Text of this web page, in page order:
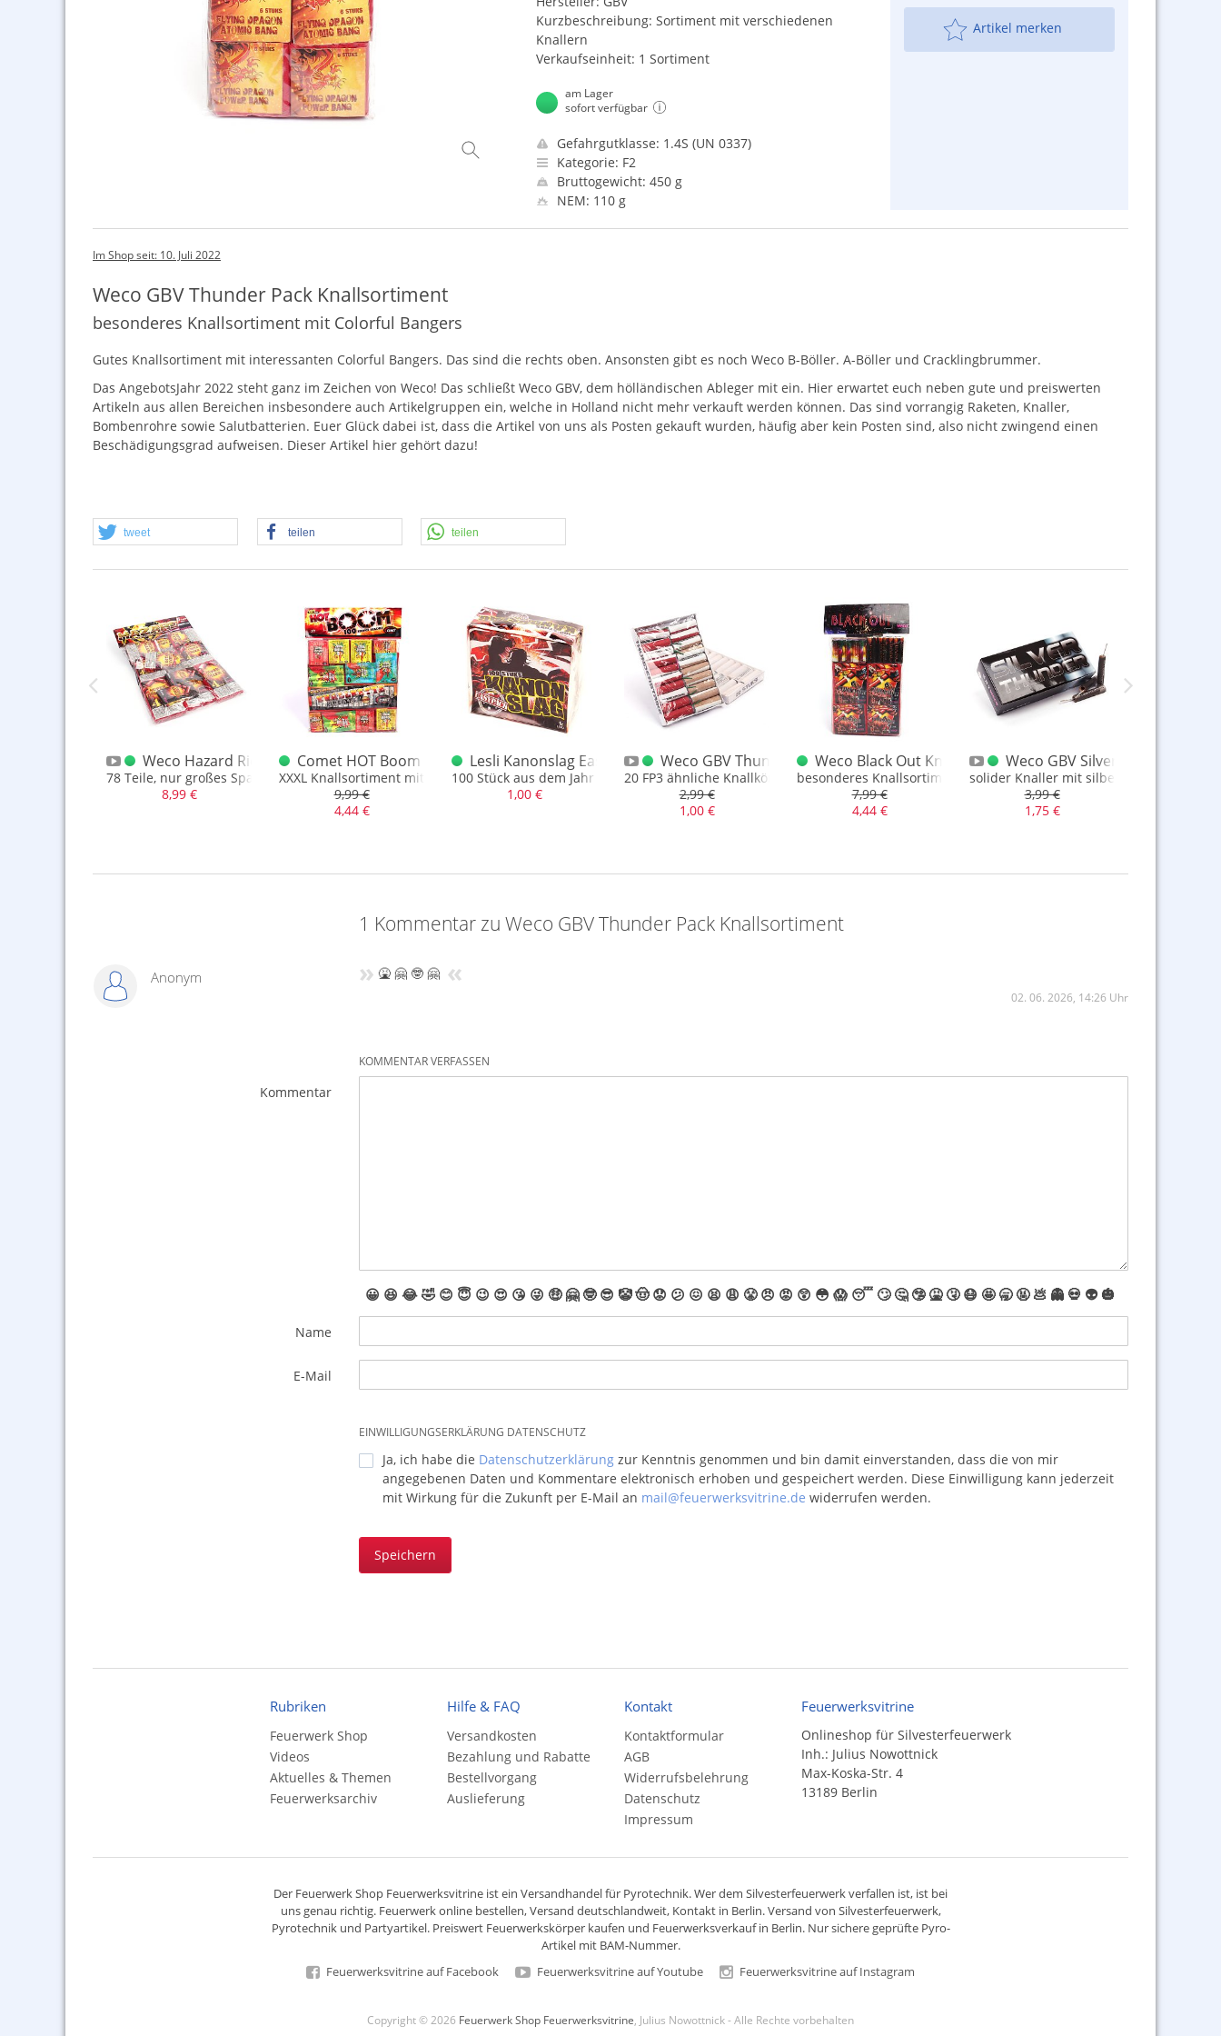
Kurzbeschreibung: Sortiment mit verschiedenen
Knallern
Verkaufseinheit: 1 Sortiment
am Lager
sofort verfügbar
Gefahrgutklasse: 1.4S (UN 0337)
Kategorie: F2
Bruttogewicht: 450 g
NEM: 110 g
Artikel merken
Im Shop seit: 10. Juli 2022
Weco GBV Thunder Pack Knallsortiment
besonderes Knallsortiment mit Colorful Bangers
Gutes Knallsortiment mit interessanten Colorful Bangers. Das sind die rechts oben. Ansonsten gibt es noch Weco B-Böller. A-Böller und Cracklingbrummer.
Das AngebotsJahr 2022 steht ganz im Zeichen von Weco! Das schließt Weco GBV, dem hölländischen Ableger mit ein. Hier erwartet euch neben gute und preiswerten
Artikeln aus allen Bereichen insbesondere auch Artikelgruppen ein, welche in Holland nicht mehr verkauft werden können. Das sind vorrangig Raketen, Knaller,
Bombenrohre sowie Salutbatterien. Euer Glück dabei ist, dass die Artikel von uns als Posten gekauft wurden, häufig aber kein Posten sind, also nicht zwingend einen
Beschädigungsgrad aufweisen. Dieser Artikel hier gehört dazu!
tweet teilen teilen
China Böller B
Black Hawk Thunder
Knaller in einer China Böller B Größe
Weco Hazard Riesen Knallsortiment
78 Teile, nur großes Spaß!
8,99 €
Comet HOT Boom Riesen Knallsortiment
XXXL Knallsortiment mit 100 Teilen und einer Knallkette
9,99 €
4,44 €
Lesli Kanonslag Easy Pack 100
100 Stück aus dem Jahr 2018
1,00 €
Weco GBV Thunder Strike
20 FP3 ähnliche Knallkörper, völlig Legal, kein Polenböller
2,99 €
1,00 €
Weco Black Out Knallsortiment
besonderes Knallsortiment mit dem alten Corsair Piraten
7,99 €
4,44 €
Weco GBV Silver Thunder
solider Knaller mit silberner Effektlunte
3,99 €
1,75 €
1 Kommentar zu Weco GBV Thunder Pack Knallsortiment
Anonym » 🤮 🤗 🤓 🤗 «
02. 06. 2026, 14:26 Uhr
KOMMENTAR VERFASSEN
Kommentar
😀 😆 😂🤣 😊 😇 😉 😍 😘 😜 🤑 🤗 🤓 😎 🤡🤠 😟 😕 😖 😫 😩 😤 😠 😡 😲 😳 😱 😴 🙄 🤔 🤥 🤮 🤧 😷 🤩 🥱 🤬 💩 👻 💀 👽 🎃
Name
E-Mail
EINWILLIGUNGSERKLÄRUNG DATENSCHUTZ
Ja, ich habe die Datenschutzerklärungzur Kenntnis genommen und bin damit einverstanden, dass die von mir
angegebenen Daten und Kommentare elektronisch erhoben und gespeichert werden. Diese Einwilligung kann jederzeit
mit Wirkung für die Zukunft per E-Mail an mail@feuerwerksvitrine.de widerrufen werden.
Speichern
Rubriken
Feuerwerk Shop
Videos
Aktuelles & Themen
Feuerwerksarchiv
Hilfe & FAQ
Versandkosten
Bezahlung und Rabatte
Bestellvorgang
Auslieferung
Kontakt
Kontaktformular
AGB
Widerrufsbelehrung
Datenschutz
Impressum
Feuerwerksvitrine
Onlineshop für Silvesterfeuerwerk
Inh.: Julius Nowottnick
Max-Koska-Str. 4
13189 Berlin
Der Feuerwerk Shop Feuerwerksvitrine ist ein Versandhandelfür Pyrotechnik. Wer dem Silvesterfeuerwerk verfallen ist, ist bei
uns genau richtig. Feuerwerk online bestellen,Versand deutschlandweit, Kontakt in Berlin. Versand von Silvesterfeuerwerk,
Pyrotechnikund Partyartikel. Preiswert Feuerwerkskörperkaufen und Feuerwerksverkauf in Berlin. Nur sichere geprüfte Pyro-
Artikel mit BAM-Nummer.
Feuerwerksvitrine auf Facebook
Feuerwerksvitrine auf Youtube Feuerwerksvitrine auf Instagram
Copyright © 2026 Feuerwerk Shop Feuerwerksvitrine , Julius Nowottnick - Alle Rechte vorbehalten